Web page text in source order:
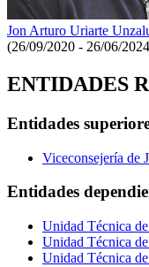
Jon Arturo Uriarte
(26/09/2020 - 26/06/
ENTIDADES
Entidades
Viceconsejería de
Entidades
Unidad Técnica
Unidad Técnica
Unidad Técnica